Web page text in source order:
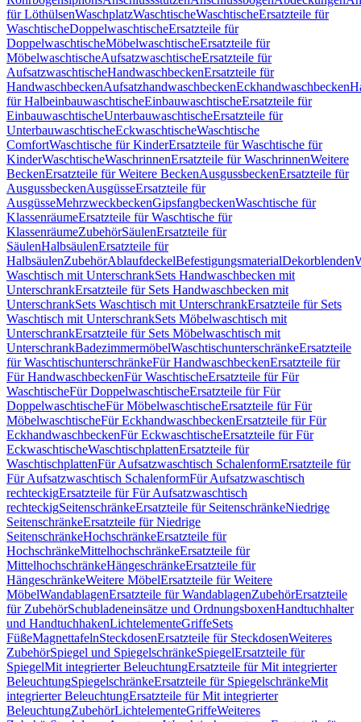
für LöthülsenWaschplatzWaschtischeWaschtischeErsatzteile für
WaschtischeDoppelwaschtischeErsatzteile für
DoppelwaschtischeMöbelwaschtischeErsatzteile für
MöbelwaschtischeAufsatzwaschtischeErsatzteile für
AufsatzwaschtischeHandwaschbeckenErsatzteile für
HandwaschbeckenAufsatzhandwaschbeckenEckhandwaschbecken
für HalbeinbauwaschtischeEinbauwaschtischeErsatzteile für
EinbauwaschtischeUnterbauwaschtischeErsatzteile für
UnterbauwaschtischeEckwaschtischeWaschtische
ComfortWaschtische für KinderErsatzteile für Waschtische für
KinderWaschtischeWaschrinnenErsatzteile für WaschrinnenWeitere
BeckenErsatzteile für Weitere BeckenAusgussbeckenErsatzteile für
AusgussbeckenAusgüsseErsatzteile für
AusgüsseMehrzweckbeckenGipsfangbeckenWaschtische für
KlassenräumeErsatzteile für Waschtische für
KlassenräumeZubehörSäulenErsatzteile für
SäulenHalbsäulenErsatzteile für
HalbsäulenZubehörAblaufdeckelBefestigungsmaterialDekorblenden
Waschtisch mit UnterschrankSets Handwaschbecken mit
UnterschrankErsatzteile für Sets Handwaschbecken mit
UnterschrankSets Waschtisch mit UnterschrankErsatzteile für Sets
Waschtisch mit UnterschrankSets Möbelwaschtisch mit
UnterschrankErsatzteile für Sets Möbelwaschtisch mit
UnterschrankBadezimmermöbelWaschtischunterschränkeErsatzteile
für WaschtischunterschränkeFür HandwaschbeckenErsatzteile für
Für HandwaschbeckenFür WaschtischeErsatzteile für Für
WaschtischeFür DoppelwaschtischeErsatzteile für Für
DoppelwaschtischeFür MöbelwaschtischeErsatzteile für Für
MöbelwaschtischeFür EckhandwaschbeckenErsatzteile für Für
EckhandwaschbeckenFür EckwaschtischeErsatzteile für Für
EckwaschtischeWaschtischplattenErsatzteile für
WaschtischplattenFür Aufsatzwaschtisch SchalenformErsatzteile für
Für Aufsatzwaschtisch SchalenformFür Aufsatzwaschtisch
rechteckigErsatzteile für Für Aufsatzwaschtisch
rechteckigSeitenschränkeErsatzteile für SeitenschränkeNiedrige
SeitenschränkeErsatzteile für Niedrige
SeitenschränkeHochschränkeErsatzteile für
HochschränkeMittelhochschränkeErsatzteile für
MittelhochschränkeHängeschränkeErsatzteile für
HängeschränkeWeitere MöbelErsatzteile für Weitere
MöbelWandablagenErsatzteile für WandablagenZubehörErsatzteile
für ZubehörSchubladeneinsätze und OrdnungsboxenHandtuchhalter
und HandtuchhakenLichtelementeGriffeSets
FüßeMagnettafelnSteckdosenErsatzteile für SteckdosenWeiteres
ZubehörSpiegel und SpiegelschränkeSpiegelErsatzteile für
SpiegelMit integrierter BeleuchtungErsatzteile für Mit integrierter
BeleuchtungSpiegelschränkeErsatzteile für SpiegelschränkeMit
integrierter BeleuchtungErsatzteile für Mit integrierter
BeleuchtungZubehörLichtelementeGriffeWeiteres